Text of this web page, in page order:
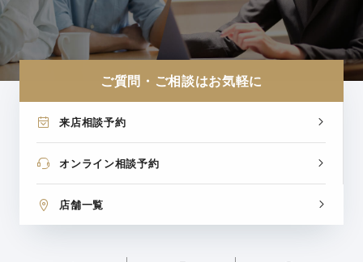
ご質問・ご相談はお気軽に
来店相談予約
オンライン相談予約
店舗一覧